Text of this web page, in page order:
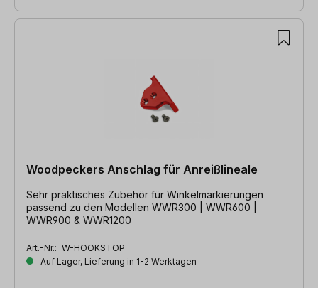
Woodpeckers Anschlag für Anreißlineale
Sehr praktisches Zubehör für Winkelmarkierungen
passend zu den Modellen WWR300 | WWR600 |
WWR900 & WWR1200
Art.-Nr.: W-HOOKSTOP
Auf Lager, Lieferung in 1-2 Werktagen